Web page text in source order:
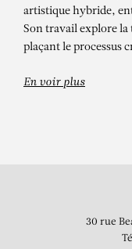
artistique hybride,
Son travail explore
plaçant le processus
En voir plus
30 rue